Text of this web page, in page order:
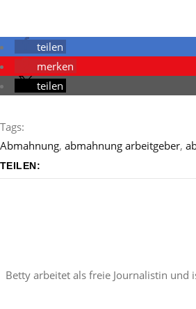
teilen
merken
teilen
Tags:
Abmahnung, abmahnung arbeitgeber,
TEILEN:
Betty arbeitet als freie Journalistin und